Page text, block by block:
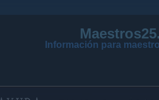
Información para